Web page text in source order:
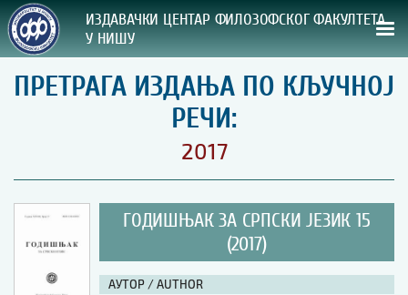
ИЗДАВАЧКИ ЦЕНТАР ФИЛОЗОФСКОГ ФАКУЛТЕТА
У НИШУ
СВА НАША ИЗДАЊА
ВРСТА ИЗДАЊА:
ПРЕГЛЕД
УПУТСТВА
ПРЕТРАГА ИЗДАЊА ПО КЉУЧНОЈ
РЕЧИ:
2017
ГОДИШЊАК ЗА СРПСКИ ЈЕЗИК 15
(2017)
АУТОР / AUTHOR